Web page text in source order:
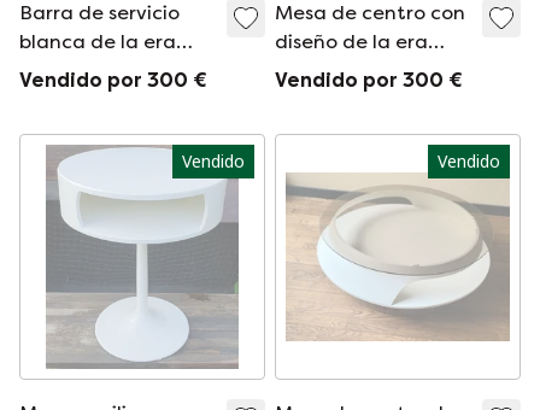
Barra de servicio
blanca de la era
espacial
Vendido por 300 €
Mesa de centro con
diseño de la era
espacial
Vendido por 300 €
Vendido Vendido